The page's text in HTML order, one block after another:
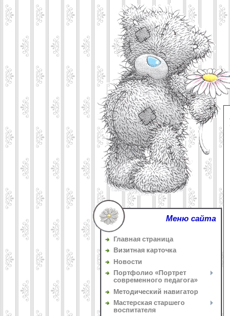
Меню сайта
Главная страница
Визитная карточка
Новости
Портфолио «Портрет
современного педагога»
Методический навигатор
Мастерская старшего
воспитателя